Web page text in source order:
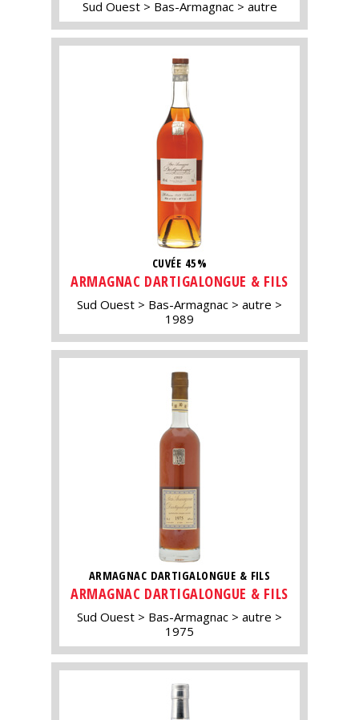
Sud Ouest Bas-Armagnac autre
CUVÉE 45%
ARMAGNAC DARTIGALONGUE & FILS
Sud Ouest Bas-Armagnac
autre
1989
ARMAGNAC DARTIGALONGUE & FILS
ARMAGNAC DARTIGALONGUE & FILS
Sud Ouest Bas-Armagnac
autre
1975